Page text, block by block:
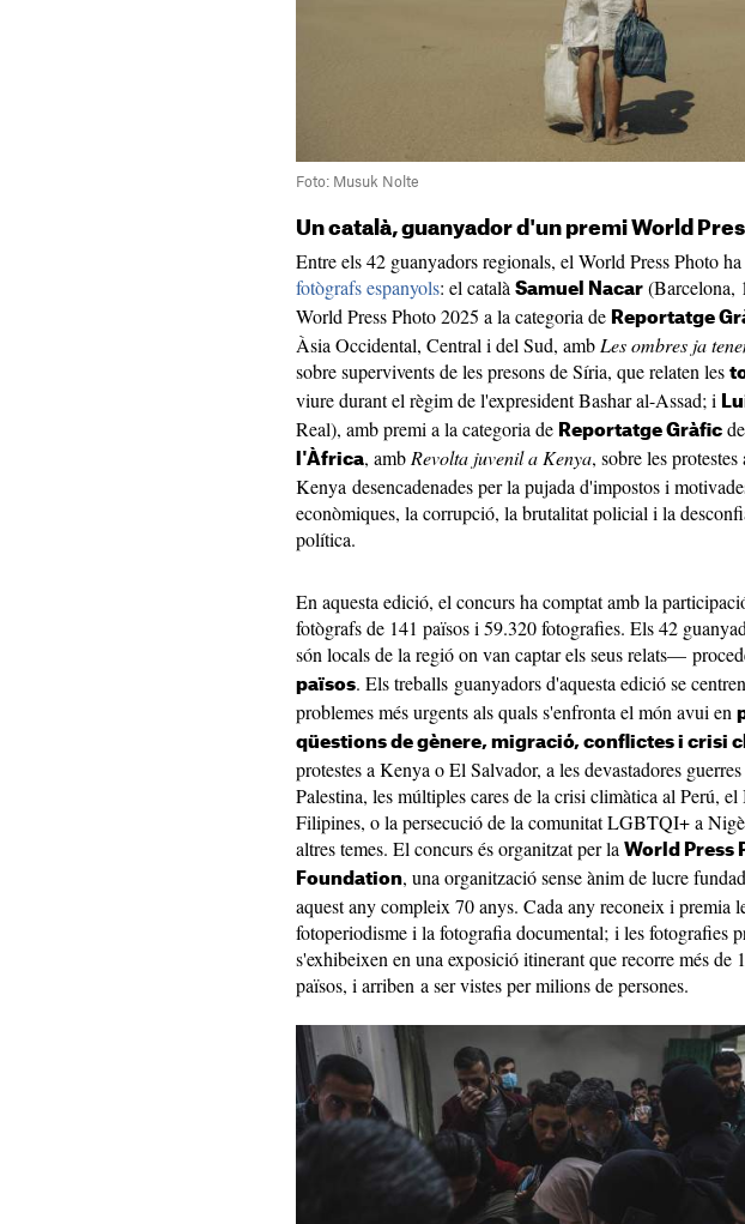
Foto: Musuk Nolte
Un català, guanyador d'un premi World
Entre els 42 guanyadors regionals, el World Press Photo
fotògrafs espanyols: el català Samuel Nacar (Barcelona,
World Press Photo 2025 a la categoria de Reportatge
Àsia Occidental, Central i del Sud, amb Les ombres ja
sobre supervivents de les presons de Síria, que relaten les
viure durant el règim de l'expresident Bashar al-Assad; i
Real), amb premi a la categoria de Reportatge Gràfic
l'Àfrica, amb Revolta juvenil a Kenya, sobre les protestes
Kenya desencadenades per la pujada d'impostos i
econòmiques, la corrupció, la brutalitat policial i la
política.
En aquesta edició, el concurs ha comptat amb la
fotògrafs de 141 països i 59.320 fotografies. Els 42
són locals de la regió on van captar els seus relats—
països. Els treballs guanyadors d'aquesta edició se
problemes més urgents als quals s'enfronta el món avui en
qüestions de gènere, migració, conflictes i crisi
protestes a Kenya o El Salvador, a les devastadores
Palestina, les múltiples cares de la crisi climàtica al Perú,
Filipines, o la persecució de la comunitat LGBTQI+ a
altres temes. El concurs és organitzat per la World Press
Foundation, una organització sense ànim de lucre
aquest any compleix 70 anys. Cada any reconeix i premia
fotoperiodisme i la fotografia documental; i les fotografies
s'exhibeixen en una exposició itinerant que recorre més de
països, i arriben a ser vistes per milions de persones.